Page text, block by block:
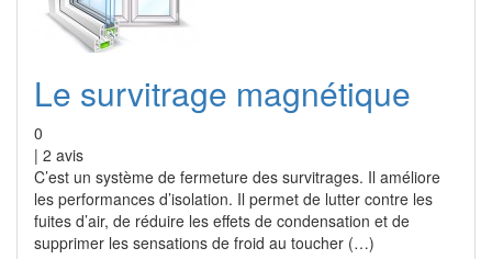
Le survitrage magnétique
0
| 2 avis
C’est un système de fermeture des survitrages. Il améliore
les performances d’isolation. Il permet de lutter contre les
fuites d’air, de réduire les effets de condensation et de
supprimer les sensations de froid au toucher (…)